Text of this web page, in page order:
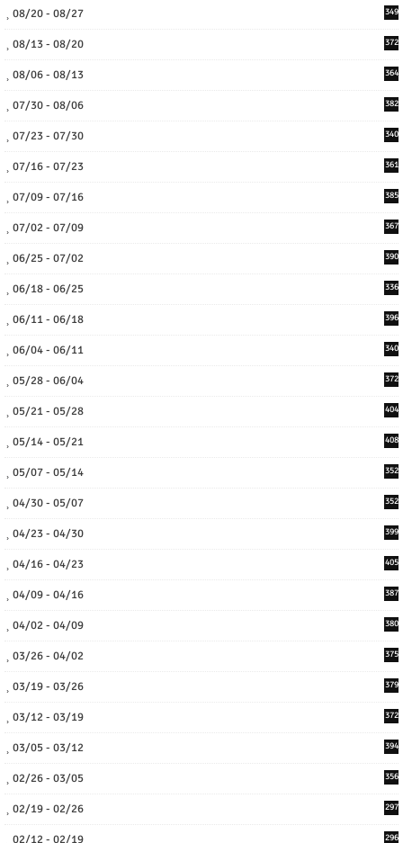
08/20 - 08/27 349
08/13 - 08/20 372
08/06 - 08/13 364
07/30 - 08/06 382
07/23 - 07/30 340
07/16 - 07/23 361
07/09 - 07/16 385
07/02 - 07/09 367
06/25 - 07/02 390
06/18 - 06/25 336
06/11 - 06/18 396
06/04 - 06/11 340
05/28 - 06/04 372
05/21 - 05/28 404
05/14 - 05/21 408
05/07 - 05/14 352
04/30 - 05/07 352
04/23 - 04/30 399
04/16 - 04/23 405
04/09 - 04/16 387
04/02 - 04/09 380
03/26 - 04/02 375
03/19 - 03/26 379
03/12 - 03/19 372
03/05 - 03/12 394
02/26 - 03/05 356
02/19 - 02/26 297
02/12 - 02/19 296